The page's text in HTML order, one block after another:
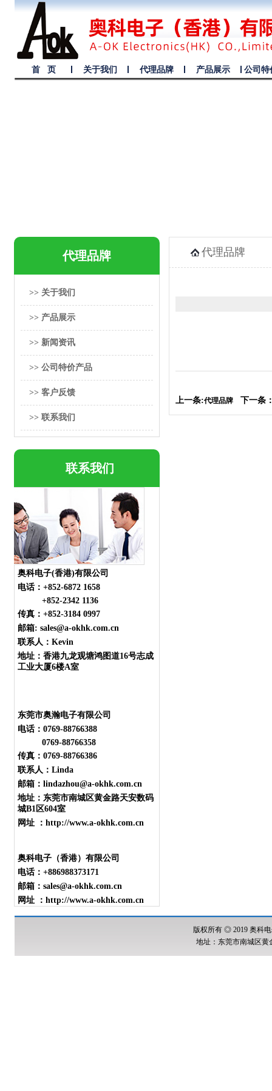
首 页 关于我们 代理品牌 产品展示 公司特
代理品牌
>> 关于我们
>> 产品展示
>> 新闻资讯
>> 公司特价产品
>> 客户反馈
>> 联系我们
联系我们
奥科电子(香港)有限公司
电话： +852-6872 1658
+852-2342 1136
传真：+852-3184 0997
邮箱: sales@a-okhk.com.cn
联系人：Kevin
地址：香港九龙观塘鸿图道16号志成
工业大厦6楼A室
东莞市奥瀚电子有限公司
电话：0769-88766388
0769-88766358
传真：0769-88766386
联系人：Linda
邮箱：lindazhou@a-okhk.com.cn
地址：东莞市南城区黄金路天安数码
城B1区604室
网址 ：http://www.a-okhk.com.cn
奥科电子（香港）有限公司
电话：+886988373171
邮箱：sales@a-okhk.com.cn
网址 ：http://www.a-okhk.com.cn
代理品牌
上一条:代理品牌下一条
版权所有 ◎ 2019 奥科
地址：东莞市南城区